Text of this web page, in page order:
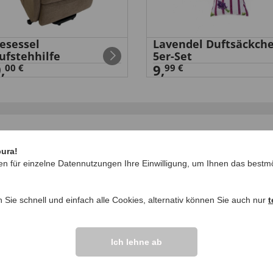
00 €
Lavendel
5er-Set
9,99 €
>>
für einzelne Datennutzungen Ihre Einwilligung, um Ihnen das
Sie schnell und einfach alle Cookies, alternativ können Sie auch nur
Ich lehne ab